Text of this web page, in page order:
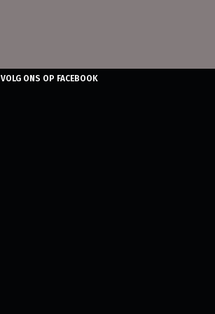
VOLG ONS OP FACEBOOK